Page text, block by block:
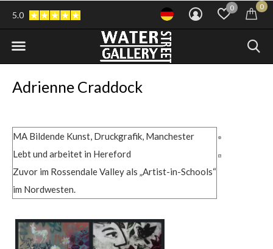
0 0
5.0
Adrienne Craddock
MA Bildende Kunst, Druckgrafik, Manchester
Lebt und arbeitet in Hereford
Zuvor im Rossendale Valley als „Artist-in-Schools“
im Nordwesten.